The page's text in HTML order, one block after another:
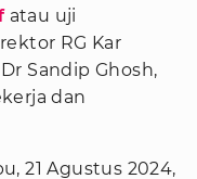
atau uji
RG Kar
Sandip Ghosh,
dan
21 Agustus 2024,